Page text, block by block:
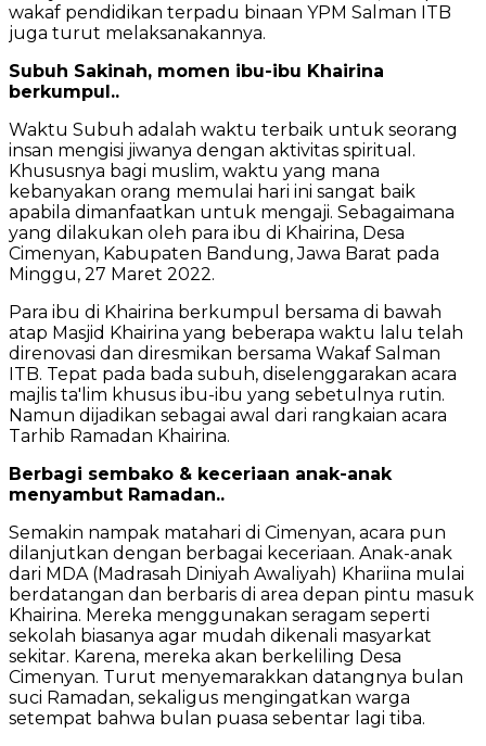
wakaf pendidikan terpadu binaan YPM Salman ITB
juga turut melaksanakannya.
Subuh Sakinah, momen ibu-ibu Khairina
berkumpul..
Waktu Subuh adalah waktu terbaik untuk seorang
insan mengisi jiwanya dengan aktivitas spiritual.
Khususnya bagi muslim, waktu yang mana
kebanyakan orang memulai hari ini sangat baik
apabila dimanfaatkan untuk mengaji. Sebagaimana
yang dilakukan oleh para ibu di Khairina, Desa
Cimenyan, Kabupaten Bandung, Jawa Barat pada
Minggu, 27 Maret 2022.
Para ibu di Khairina berkumpul bersama di bawah
atap Masjid Khairina yang beberapa waktu lalu telah
direnovasi dan diresmikan bersama Wakaf Salman
ITB. Tepat pada bada subuh, diselenggarakan acara
majlis ta'lim khusus ibu-ibu yang sebetulnya rutin.
Namun dijadikan sebagai awal dari rangkaian acara
Tarhib Ramadan Khairina.
Berbagi sembako & keceriaan anak-anak
menyambut Ramadan..
Semakin nampak matahari di Cimenyan, acara pun
dilanjutkan dengan berbagai keceriaan. Anak-anak
dari MDA (Madrasah Diniyah Awaliyah) Khariina mulai
berdatangan dan berbaris di area depan pintu masuk
Khairina. Mereka menggunakan seragam seperti
sekolah biasanya agar mudah dikenali masyarkat
sekitar. Karena, mereka akan berkeliling Desa
Cimenyan. Turut menyemarakkan datangnya bulan
suci Ramadan, sekaligus mengingatkan warga
setempat bahwa bulan puasa sebentar lagi tiba.